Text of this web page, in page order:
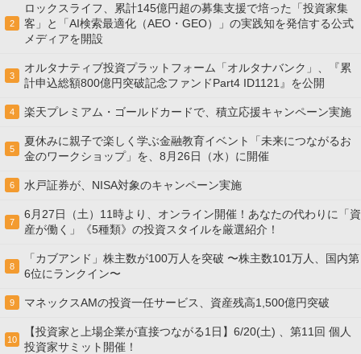
2
ロックスライフ、累計145億円超の募集支援で培った「投資家集
客」と「AI検索最適化（AEO・GEO）」の実践知を発信する公式
メディアを開設
3
オルタナティブ投資プラットフォーム「オルタナバンク」、『累
計申込総額800億円突破記念ファンドPart4 ID1121』を公開
4 楽天プレミアム・ゴールドカードで、積立応援キャンペーン実施
5
夏休みに親子で楽しく学ぶ金融教育イベント「未来につながるお
金のワークショップ」を、8月26日（水）に開催
6 水戸証券が、NISA対象のキャンペーン実施
7
6月27日（土）11時より、オンライン開催！あなたの代わりに「資
産が働く」《5種類》の投資スタイルを厳選紹介！
8
「カブアンド」株主数が100万人を突破 〜株主数101万人、国内第
6位にランクイン〜
9 マネックスAMの投資一任サービス、資産残高1,500億円突破
10
【投資家と上場企業が直接つながる1日】6/20(土) 、第11回 個人
投資家サミット開催！